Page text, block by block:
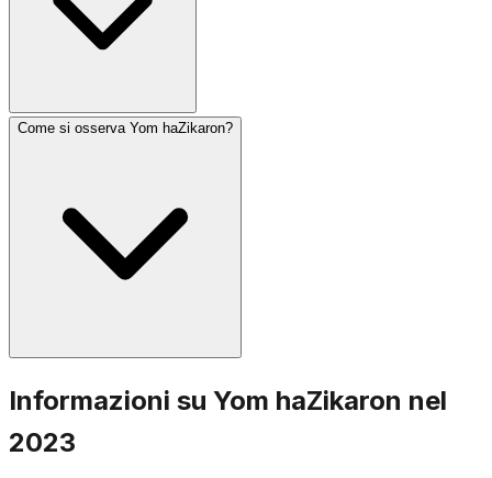
terrorismo. Una sirena di un minuto risuona alle 20 della
sera precedente, e una sirena di due minuti alle 11 del
giorno seguente, durante la quale l'intero Paese resta in
Come si osserva Yom haZikaron?
Cerimonie commemorative si svolgono nei cimiteri militari
in tutto Israele, e le famiglie visitano le tombe dei soldati
caduti. I luoghi di intrattenimento sono chiusi per legge, e
Informazioni su Yom haZikaron nel
2023